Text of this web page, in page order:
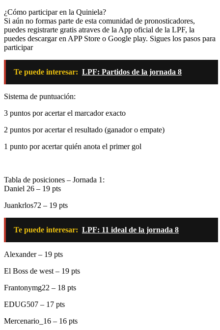
¿Cómo participar en la Quiniela?
Si aún no formas parte de esta comunidad de pronosticadores,
puedes registrarte gratis atraves de la App oficial de la LPF, la
puedes descargar en APP Store o Google play. Sigues los pasos para
participar
Te puede interesar: LPF: Partidos de la jornada 8
Sistema de puntuación:
3 puntos por acertar el marcador exacto
2 puntos por acertar el resultado (ganador o empate)
1 punto por acertar quién anota el primer gol
Tabla de posiciones – Jornada 1:
Daniel 26 – 19 pts
Juankrlos72 – 19 pts
Te puede interesar: LPF: 11 ideal de la jornada 8
Alexander – 19 pts
El Boss de west – 19 pts
Frantonymg22 – 18 pts
EDUG507 – 17 pts
Mercenario_16 – 16 pts